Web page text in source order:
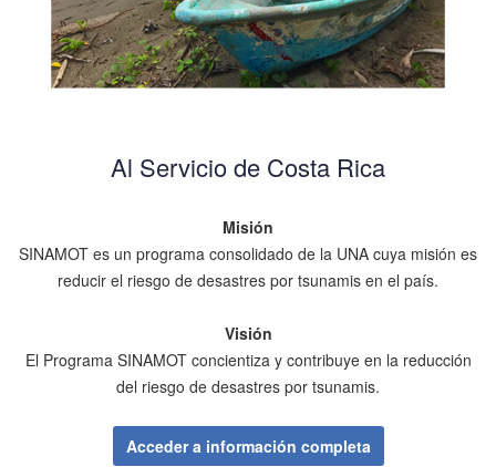
Al Servicio de Costa Rica
Misión
SINAMOT es un programa consolidado de la UNA cuya misión es
reducir el riesgo de desastres por tsunamis en el país.
Visión
El Programa SINAMOT concientiza y contribuye en la reducción
del riesgo de desastres por tsunamis.
Acceder a información completa